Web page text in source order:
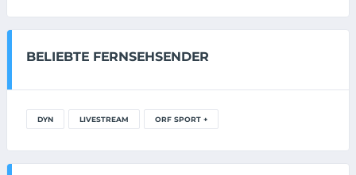
BELIEBTE FERNSEHSENDER
DYN LIVESTREAM ORF SPORT +